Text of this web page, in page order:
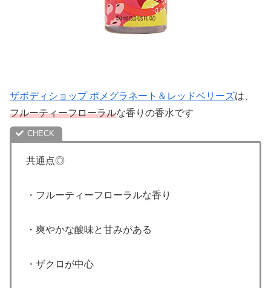
ザボディショップ ポメグラネート＆レッドベリーズは、
フルーティーフローラルな香りの香水です
共通点◎
・フルーティーフローラルな香り
・爽やかな酸味と甘みがある
・ザクロが中心